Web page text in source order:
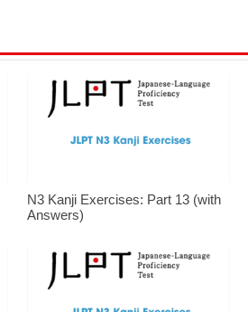
N3 Kanji Exercises: Part 13 (with
Answers)